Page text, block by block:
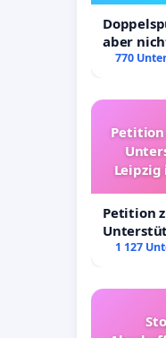
aber
Rechte!
770
Petition
Leipzig
1 127